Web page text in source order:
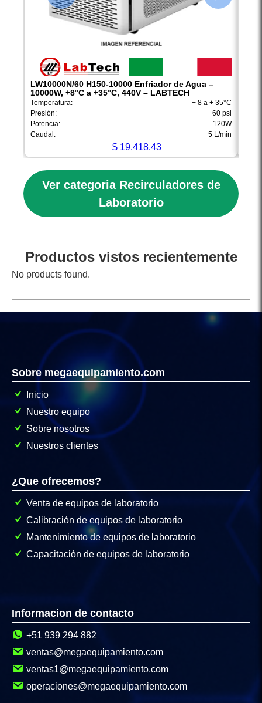
LW10000N/60 H150-10000 Enfriador de Agua –
10000W, +8°C a +35°C, 440V – LABTECH
Temperatura:
+ 8 a + 35°C
Presión:
60 psi
Potencia:
120W
Caudal:
5 L/min
$ 19,418.43
Ver categoria Recirculadores de
Laboratorio
Productos vistos recientemente
No products found.
Sobre megaequipamiento.com
Inicio
Nuestro equipo
Sobre nosotros
Nuestros clientes
¿Que ofrecemos?
Venta de equipos de laboratorio
Calibración de equipos de laboratorio
Mantenimiento de equipos de laboratorio
Capacitación de equipos de laboratorio
Informacion de contacto
+51 939 294 882
ventas@megaequipamiento.com
ventas1@megaequipamiento.com
operaciones@megaequipamiento.com